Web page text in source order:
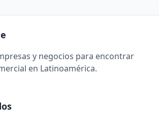
y negocios para encontrar
en Latinoamérica.